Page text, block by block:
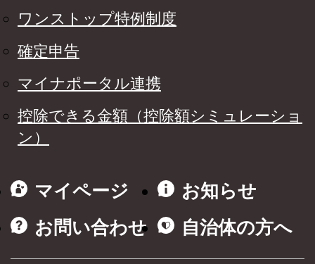
ワンストップ特例制度
確定申告
マイナポータル連携
控除できる金額（控除額シミュレーショ
ン）
マイページ
お知らせ
お問い合わせ
自治体の方へ